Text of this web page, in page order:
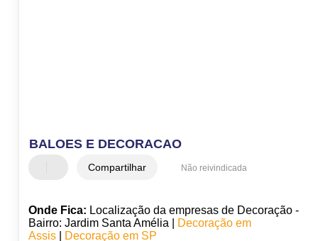
BALOES E DECORACAO
Compartilhar Não reivindicada
Onde Fica: Localização da empresas de Decoração -
Bairro: Jardim Santa Amélia |
Decoração em
Assis|
Decoração em SP